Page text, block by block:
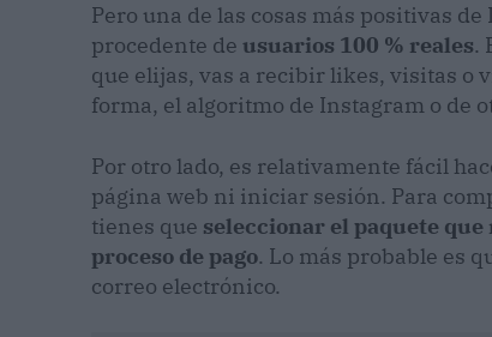
Pero una de las cosas más positivas
procedente de usuarios 100 % reales.
que elijas, vas a recibir likes, visitas o
forma, el algoritmo de Instagram o de
Por otro lado, es relativamente fácil
página web ni iniciar sesión. Para
tienes que seleccionar el paquete que
proceso de pago. Lo más probable es
correo electrónico.